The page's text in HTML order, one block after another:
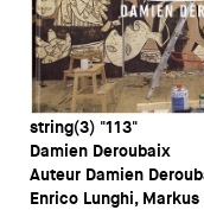
string(3) "113"
Damien Deroubaix
Auteur Damien
Enrico Lunghi,